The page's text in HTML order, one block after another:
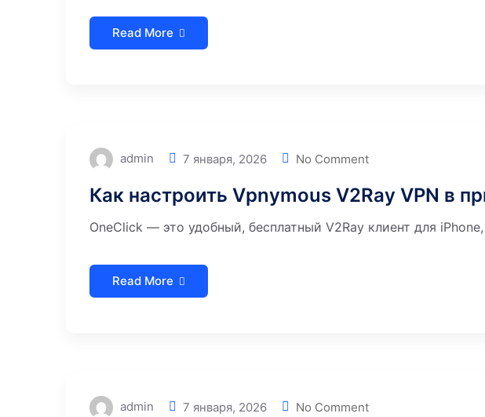
Read More
admin 7 января, 2026 No Comment
Как настроить Vpnymous V2Ray VPN в
OneClick — это удобный, бесплатный V2Ray клиент для
Read More
admin 7 января, 2026 No Comment